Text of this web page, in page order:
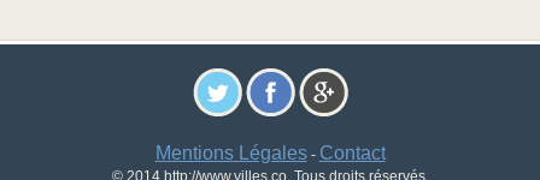
Mentions Légales- Contact
© 2014 http://www.villes.co. Tous droits réservés.